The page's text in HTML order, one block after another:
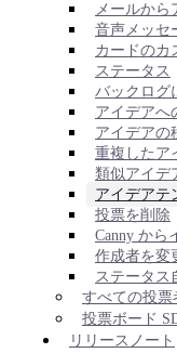
メールから
音声メッセ
カードのカ
ステータス
バックログ
アイデアへ
アイデアの
重複したア
類似アイデ
アイデアテ
投票を削除
Canny から
作成者を変
ステータス
すべての投票
投票ボード
リリースノート